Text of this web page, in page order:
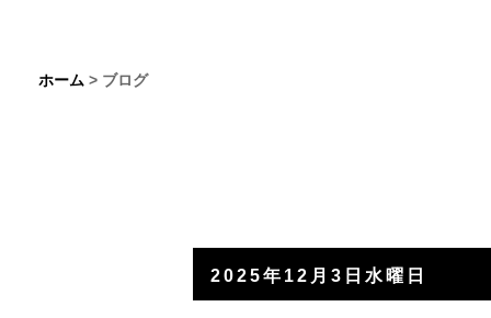
ホーム > ブログ
2025年12月3日水曜日